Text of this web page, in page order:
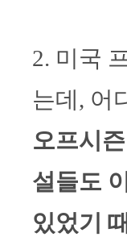
2. 미국
는데, 어
오프시
설들도
있었기